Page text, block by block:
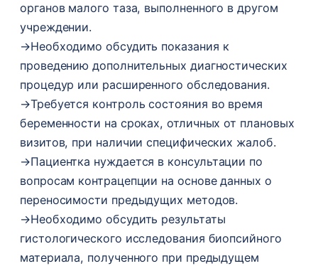
органов малого таза, выполненного в другом
учреждении.
→Необходимо обсудить показания к
проведению дополнительных диагностических
процедур или расширенного обследования.
→Требуется контроль состояния во время
беременности на сроках, отличных от плановых
визитов, при наличии специфических жалоб.
→Пациентка нуждается в консультации по
вопросам контрацепции на основе данных о
переносимости предыдущих методов.
→Необходимо обсудить результаты
гистологического исследования биопсийного
материала, полученного при предыдущем